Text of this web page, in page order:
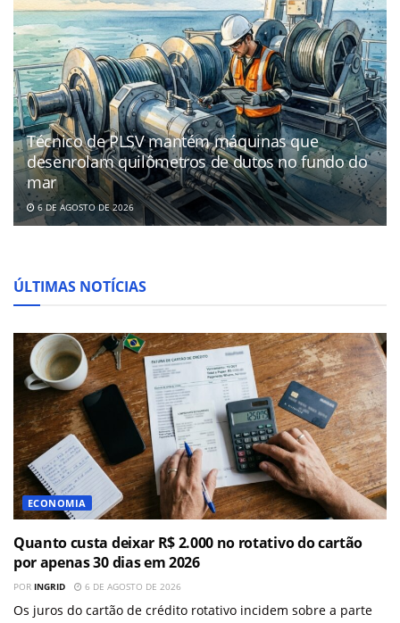
Técnico de PLSV mantém máquinas que
desenrolam quilômetros de dutos no fundo do
mar
6 DE AGOSTO DE 2026
ÚLTIMAS NOTÍCIAS
ECONOMIA
Quanto custa deixar R$ 2.000 no rotativo do cartão
por apenas 30 dias em 2026
POR INGRID 6 DE AGOSTO DE 2026
Os juros do cartão de crédito rotativo incidem sobre a parte